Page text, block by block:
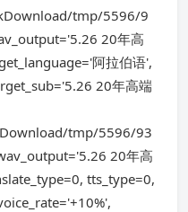
tmp/5596/9
20年高
阿拉伯语',
20年高端
tmp/5596/93
20年高
tts_type=0,